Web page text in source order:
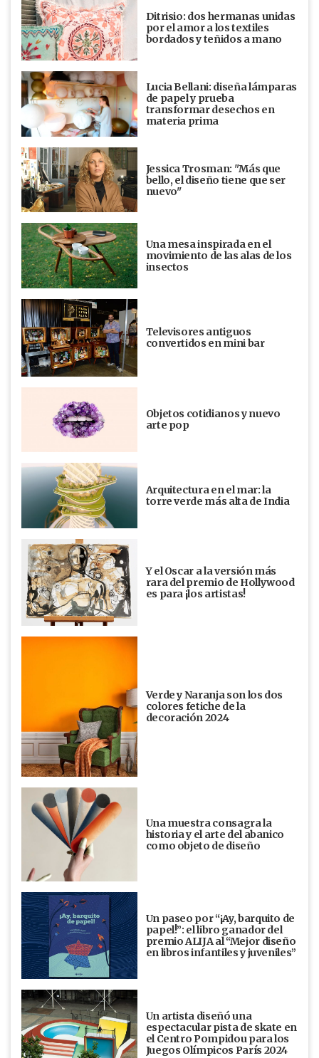
Ditrisio: dos hermanas unidas
por el amor a los textiles
bordados y teñidos a mano
Lucia Bellani: diseña lámparas
de papel y prueba
transformar desechos en
materia prima
Jessica Trosman: "Más que
bello, el diseño tiene que ser
nuevo"
Una mesa inspirada en el
movimiento de las alas de los
insectos
Televisores antiguos
convertidos en mini bar
Objetos cotidianos y nuevo
arte pop
Arquitectura en el mar: la
torre verde más alta de India
Y el Oscar a la versión más
rara del premio de Hollywood
es para ¡los artistas!
Verde y Naranja son los dos
colores fetiche de la
decoración 2024
Una muestra consagra la
historia y el arte del abanico
como objeto de diseño
Un paseo por “¡Ay, barquito de
papel!”: el libro ganador del
premio ALIJA al “Mejor diseño
en libros infantiles y juveniles”
Un artista diseñó una
espectacular pista de skate en
el Centro Pompidou para los
Juegos Olímpicos París 2024